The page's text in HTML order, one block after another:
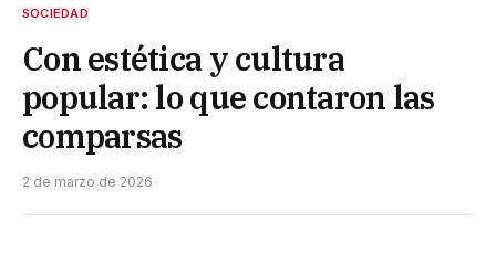
SOCIEDAD
Con estética y cultura
popular: lo que contaron las
comparsas
2 de marzo de 2026